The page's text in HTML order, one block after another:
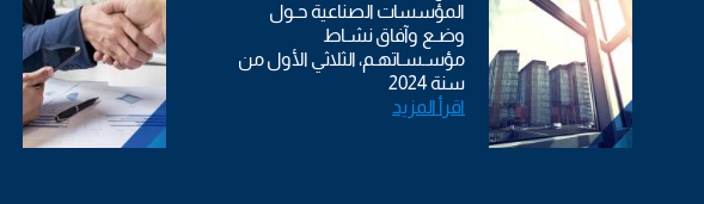
المؤسسات الصناعية حـول
وضـع وآفاق نشـاط
مؤسـسـاتهـم، الثلاثي الأول من
سنة 2024
اقرأ المزيد